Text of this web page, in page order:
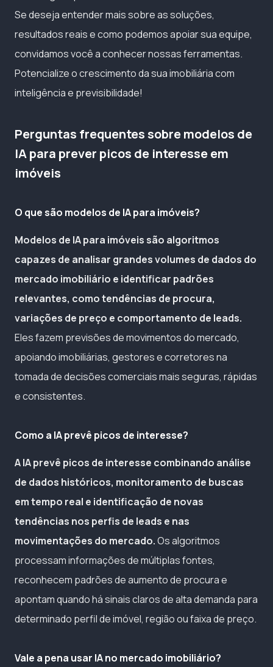
Se deseja entender mais sobre as soluções,
resultados reais e como podemos apoiar sua equipe,
convidamos você a conhecer nossas ferramentas.
Potencialize o crescimento da sua imobiliária com
inteligência e previsibilidade!
Perguntas frequentes sobre modelos de
IA para prever picos de interesse em
imóveis
O que são modelos de IA para imóveis?
Modelos de IA para imóveis são algoritmos
capazes de analisar grandes volumes de dados do
mercado imobiliário e identificar padrões
relevantes, como tendências de procura,
variações de preço e comportamento de leads.
Eles fazem previsões de movimentos do mercado,
apoiando imobiliárias, gestores e corretores na
tomada de decisões comerciais mais seguras, rápidas
e consistentes.
Como a IA prevê picos de interesse?
A IA prevê picos de interesse combinando análise
de dados históricos, monitoramento de buscas
em tempo real e identificação de novas
tendências nos perfis de leads e nas
movimentações do mercado.Os algoritmos
processam informações de múltiplas fontes,
reconhecem padrões de aumento de procura e
apontam quando há sinais claros de alta demanda para
determinado perfil de imóvel, região ou faixa de preço.
Vale a pena usar IA no mercado imobiliário?